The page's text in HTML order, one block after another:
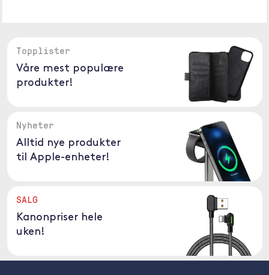
Topplister
Våre mest populære
produkter!
Nyheter
Alltid nye produkter
til Apple-enheter!
SALG
Kanonpriser hele
uken!